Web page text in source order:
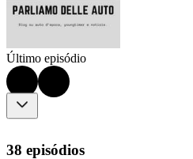
Último episódio
38 episódios